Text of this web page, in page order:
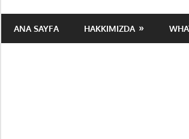
ANA SAYFA HAKKIMIZDA